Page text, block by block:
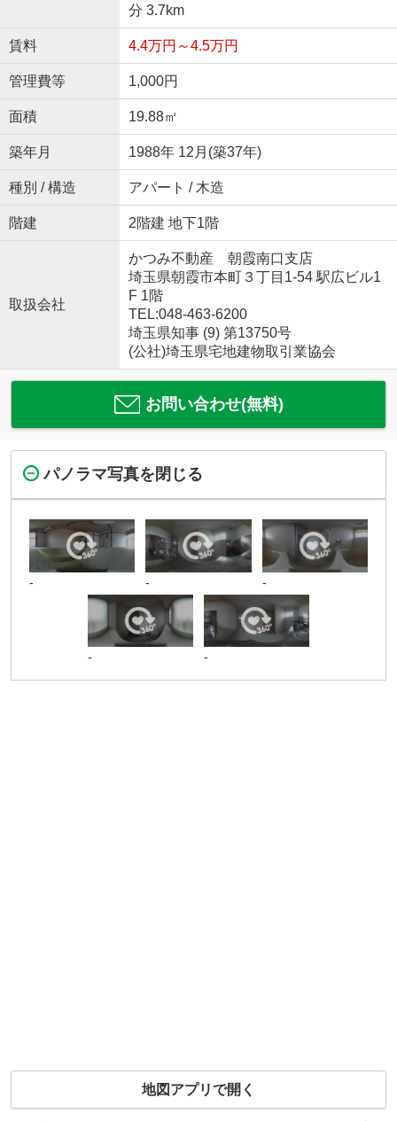
分 3.7km
賃料 4.4万円～4.5万円
管理費等 1,000円
面積 19.88㎡
築年月 1988年 12月(築37年)
種別 / 構造 アパート / 木造
階建 2階建 地下1階
取扱会社
かつみ不動産 朝霞南口支店
埼玉県朝霞市本町３丁目1-54 駅広ビル1
F 1階
TEL:048-463-6200
埼玉県知事 (9) 第13750号
(公社)埼玉県宅地建物取引業協会
お問い合わせ(無料)
パノラマ写真を閉じる
- - -
- -
地図アプリで開く